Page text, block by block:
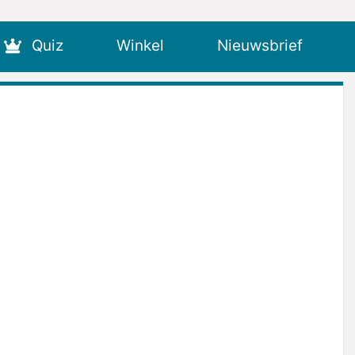
Quiz Winkel
Nieuwsbrief